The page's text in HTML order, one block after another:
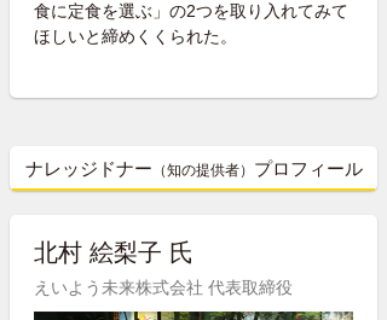
食に定食を選ぶ」の2つを取り入れてみて
ほしいと締めくくられた。
ナレッジドナー （知の提供者） プロフィール
北村 絵梨子 氏
えいよう未来株式会社 代表取締役